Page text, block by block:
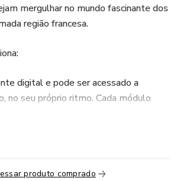
mergulhar no mundo fascinante dos
região francesa.
digital e pode ser acessado a
no seu próprio ritmo. Cada módulo
práticos para reforçar seu
produto comprado